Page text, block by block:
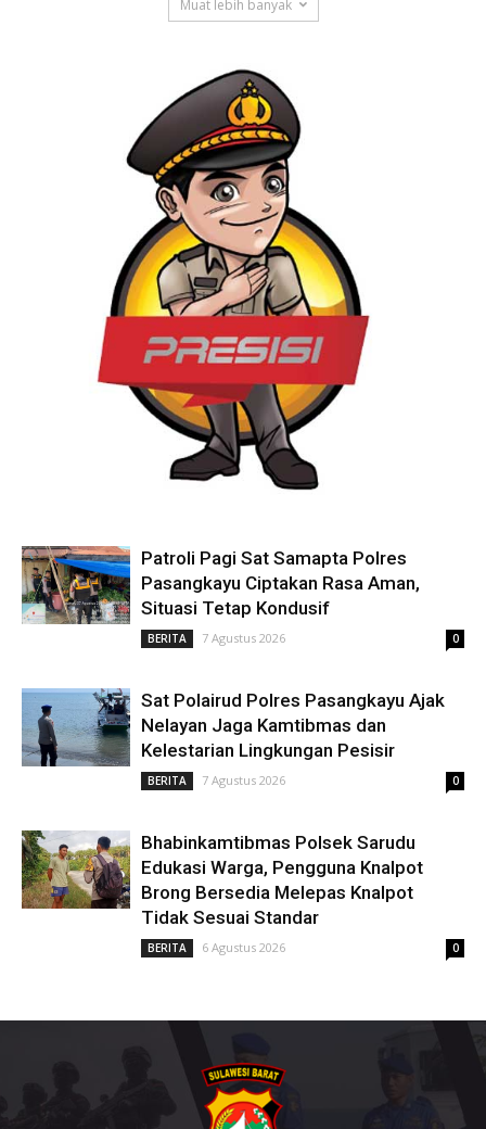
Muat lebih banyak
Patroli Pagi Sat Samapta Polres
Pasangkayu Ciptakan Rasa Aman,
Situasi Tetap Kondusif
BERITA 7 Agustus 2026 0
Sat Polairud Polres Pasangkayu Ajak
Nelayan Jaga Kamtibmas dan
Kelestarian Lingkungan Pesisir
BERITA 7 Agustus 2026 0
Bhabinkamtibmas Polsek Sarudu
Edukasi Warga, Pengguna Knalpot
Brong Bersedia Melepas Knalpot
Tidak Sesuai Standar
BERITA 6 Agustus 2026 0